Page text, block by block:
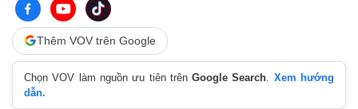
Thêm VOV trên Google
Chọn VOV làm nguồn ưu tiên trênGoogle Search
Xem hướng
dẫn.